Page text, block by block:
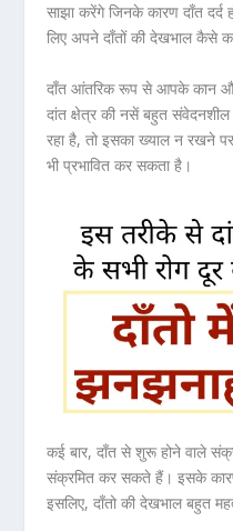
साझा करेंगे जिनके कारण दाँत
लिए अपने दाँतों की देखभाल कैसे
दाँत आंतरिक रूप से आपके कान
दांत क्षेत्र की नसें बहुत संवेदनशील
रहा है, तो इसका ख्याल न रखने
भी प्रभावित कर सकता है।
कई बार, दाँत से शुरू होने वाले
संक्रमित कर सकते हैं। इसके
इसलिए, दाँतो की देखभाल बहुत